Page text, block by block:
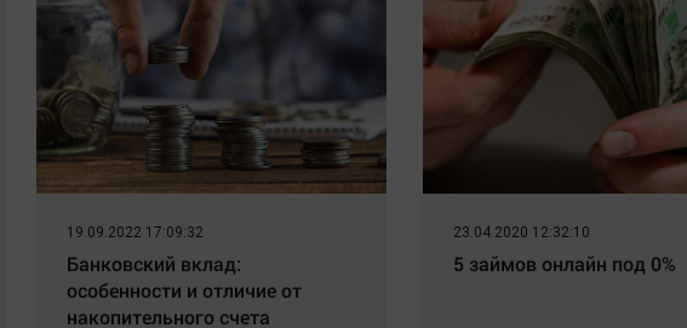
19.09.2022 17:09:32
Банковский вклад:
особенности и отличие от
накопительного счета
23.04.2020 12:32:10
5 займов онлайн под 0%